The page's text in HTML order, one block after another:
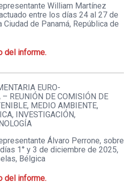
William Martínez
entre los días 24 al 27 de
de Panamá, República de
del informe.
EURO-
REUNIÓN DE COMISIÓN DE
MEDIO AMBIENTE,
INVESTIGACIÓN,
Álvaro Perrone, sobre
1° y 3 de diciembre de 2025,
Bélgica
del informe.